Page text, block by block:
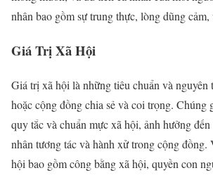
nhân bao gồm sự trung thực, lòng dũng cảm,
Giá Trị Xã Hội
Giá trị xã hội là những tiêu chuẩn và nguyên
hoặc cộng đồng chia sẻ và coi trọng. Chúng
quy tắc và chuẩn mực xã hội, ảnh hưởng đến
nhân tương tác và hành xử trong cộng đồng.
hội bao gồm công bằng xã hội, quyền con